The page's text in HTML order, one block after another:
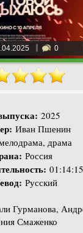
0
2025
Иван Пшенин
драма
Россия
01:14:15
Русский
Гурманова,
Смаженко